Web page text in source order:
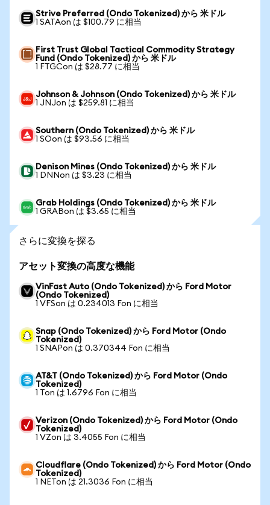
Strive Preferred (Ondo Tokenized) から 米ドル
1 SATAon は $100.79 に相当
First Trust Global Tactical Commodity Strategy
Fund (Ondo Tokenized) から 米ドル
1 FTGCon は $28.77 に相当
Johnson & Johnson (Ondo Tokenized) から 米ドル
1 JNJon は $259.81 に相当
Southern (Ondo Tokenized) から 米ドル
1 SOon は $93.56 に相当
Denison Mines (Ondo Tokenized) から 米ドル
1 DNNon は $3.23 に相当
Grab Holdings (Ondo Tokenized) から 米ドル
1 GRABon は $3.65 に相当
さらに変換を探る
アセット変換の高度な機能
VinFast Auto (Ondo Tokenized) から Ford Motor
(Ondo Tokenized)
1 VFSon は 0.234013 Fon に相当
Snap (Ondo Tokenized) から Ford Motor (Ondo
Tokenized)
1 SNAPon は 0.370344 Fon に相当
AT&T (Ondo Tokenized) から Ford Motor (Ondo
Tokenized)
1 Ton は 1.6796 Fon に相当
Verizon (Ondo Tokenized) から Ford Motor (Ondo
Tokenized)
1 VZon は 3.4055 Fon に相当
Cloudflare (Ondo Tokenized) から Ford Motor (Ondo
Tokenized)
1 NETon は 21.3036 Fon に相当